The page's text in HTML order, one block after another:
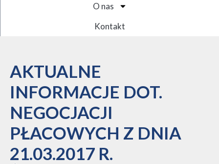
O nas
Kontakt
AKTUALNE
INFORMACJE DOT.
NEGOCJACJI
PŁACOWYCH Z DNIA
21.03.2017 R.